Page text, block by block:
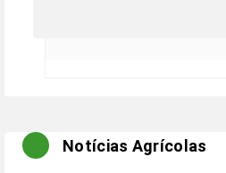
Notícias Agrícolas